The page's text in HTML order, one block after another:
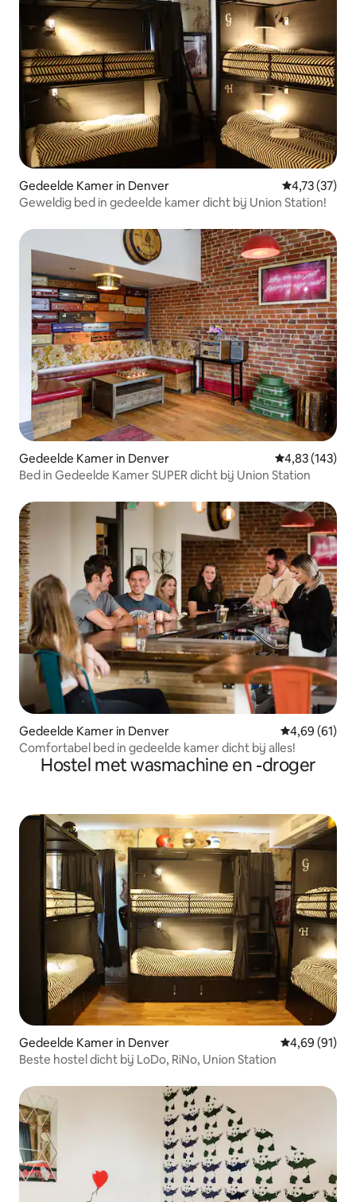
Gedeelde Kamer in Denver Gemiddelde
4,73 (37)
Geweldig bed in gedeelde kamer dicht bij Union Station!
Gedeelde Kamer in Denver Gemiddelde
4,83 (143)
Bed in Gedeelde Kamer SUPER dicht bij Union Station
Gedeelde Kamer in Denver Gemiddelde
4,69 (61)
Comfortabel bed in gedeelde kamer dicht bij alles!
Hostel met wasmachine en -droger
Gedeelde Kamer in Denver Gemiddelde
4,69 (91)
Beste hostel dicht bij LoDo, RiNo, Union Station